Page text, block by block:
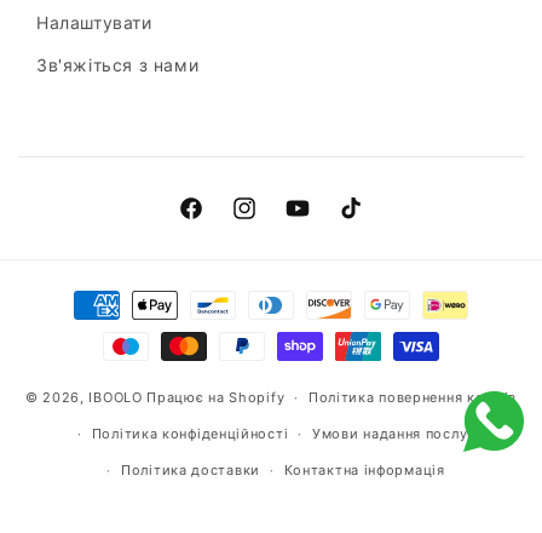
Налаштувати
Зв'яжіться з нами
ФейсбукІнстаграмYouTubeТікТок
Способи
оплати
© 2026, IBOOLO Працює на Shopify Політика повернення коштів
Політика конфіденційності Умови надання послуг
Політика доставки Контактна інформація